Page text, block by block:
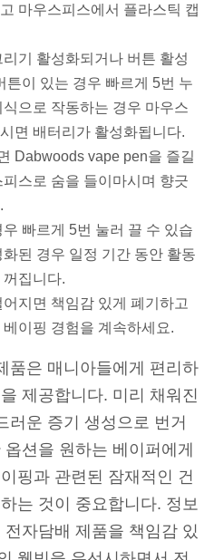
마우스피스에서 플라스틱 캡
기 활성화되거나 버튼 활성
튼이 있는 경우 빠르게 5번 누
으로 작동하는 경우 마우스
면 배터리가 활성화됩니다.
Dabwoods vape pen을 즐길
스로 숨을 들이마시며 향긋
빠르게 5번 눌러 끌 수 있습
된 경우 일정 기간 동안 활동
집니다.
지면 책임감 있게 폐기하고
이핑 경험을 계속하세요.
품은 매니아들에게 편리하
제공합니다. 미리 채워진
러운 증기 생성으로 번거
션을 원하는 베이퍼에게
핑과 관련된 잠재적인 건
는 것이 중요합니다. 정보
자담배 제품을 책임감 있